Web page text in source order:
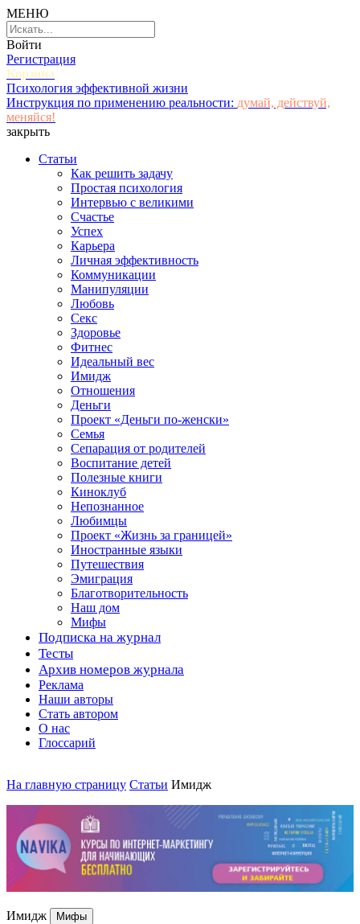
МЕНЮ
Войти
Регистрация
Корзина
Психология эффективной жизни
Инструкция по применению реальности: думай, действуй,
меняйся!
закрыть
Статьи
Как решить задачу
Простая психология
Интервью с великими
Счастье
Успех
Карьера
Личная эффективность
Коммуникации
Манипуляции
Любовь
Секс
Здоровье
Фитнес
Идеальный вес
Имидж
Отношения
Деньги
Проект «Деньги по-женски»
Семья
Сепарация от родителей
Воспитание детей
Полезные книги
Киноклуб
Непознанное
Любимцы
Проект «Жизнь за границей»
Иностранные языки
Путешествия
Эмиграция
Благотворительность
Наш дом
Мифы
Подписка на журнал
Тесты
Архив номеров журнала
Реклама
Наши авторы
Стать автором
О нас
Глоссарий
На главную страницу Статьи Имидж
Имидж Мифы